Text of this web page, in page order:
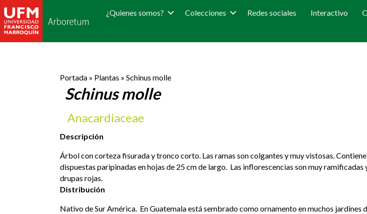
¿Quienes somos? Colecciones Redes sociales Interactivo
Portada » Plantas » Schinus molle
Schinus molle
Anacardiaceae
Descripción
Árbol con corteza fisurada y tronco corto. Las ramas son colgantes y muy vistosas.
dispuestas paripinadas en hojas de 25 cm de largo. Las inflorescencias son muy
drupas rojas.
Distribución
Nativo de Sur América. En Guatemala está sembrado como ornamento en muchos jardines